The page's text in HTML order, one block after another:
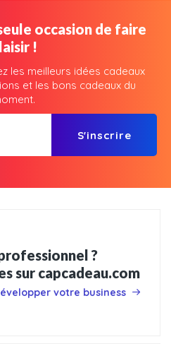
occasion de faire
!
les meilleurs idées cadeaux
et les bons cadeaux du
S'inscrire
?
sur capcadeau.com
votre business